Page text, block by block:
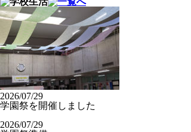
2026/07/29
学園祭を開催しました
2026/07/29